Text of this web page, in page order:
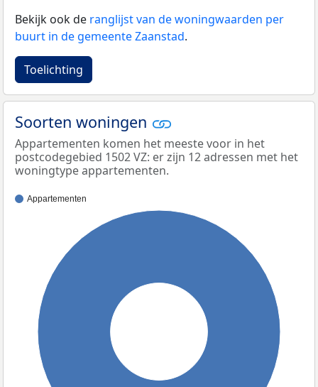
Bekijk ook de ranglijst van de woningwaarden per
buurt in de gemeente Zaanstad.
Toelichting
Soorten woningen
Appartementen komen het meeste voor in het
postcodegebied 1502 VZ: er zijn 12 adressen met het
woningtype appartementen.
Appartementen